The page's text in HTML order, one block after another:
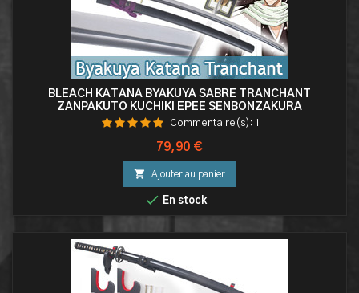
BLEACH KATANA BYAKUYA SABRE TRANCHANT
ZANPAKUTO KUCHIKI EPEE SENBONZAKURA
Commentaire(s): 1
Prix
79,90 €
 Ajouter au panier
 En stock